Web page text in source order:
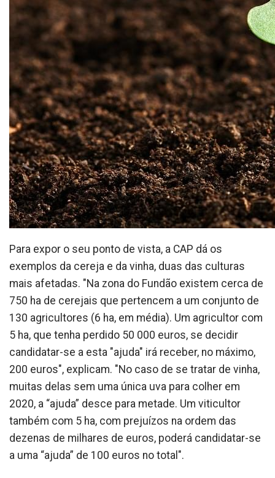
Para expor o seu ponto de vista, a CAP dá os
exemplos da cereja e da vinha, duas das culturas
mais afetadas. "Na zona do Fundão existem cerca de
750 ha de cerejais que pertencem a um conjunto de
130 agricultores (6 ha, em média). Um agricultor com
5 ha, que tenha perdido 50 000 euros, se decidir
candidatar-se a esta "ajuda" irá receber, no máximo,
200 euros", explicam. "No caso de se tratar de vinha,
muitas delas sem uma única uva para colher em
2020, a “ajuda” desce para metade. Um viticultor
também com 5 ha, com prejuízos na ordem das
dezenas de milhares de euros, poderá candidatar-se
a uma “ajuda” de 100 euros no total".